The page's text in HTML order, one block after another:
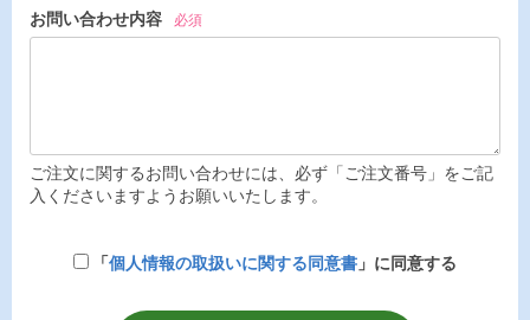
お問い合わせ内容 必須
ご注文に関するお問い合わせには、必ず「ご注文番号」をご記
入くださいますようお願いいたします。
「個人情報の取扱いに関する同意書 」に同意する